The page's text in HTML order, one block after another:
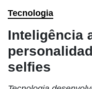
Tecnologia
Inteligência
selfies